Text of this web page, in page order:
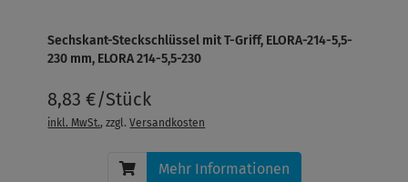
Sechskant-Steckschlüssel mit T-Griff, ELORA-214-5,5-
230 mm, ELORA 214-5,5-230
8,83 €/Stück
inkl. MwSt., zzgl.Versandkosten
Mehr Informationen